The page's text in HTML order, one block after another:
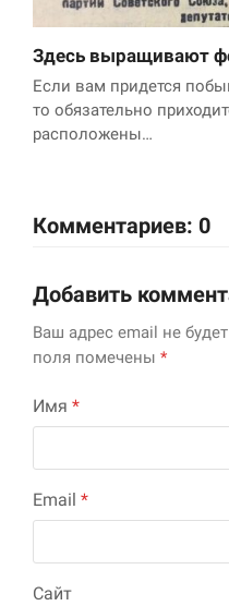
Здесь выращивают
Если вам придется
то обязательно
расположены…
Комментариев: 0
Добавить
Ваш адрес email не
поля помечены *
Имя *
Email *
Сайт